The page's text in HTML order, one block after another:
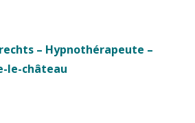
– Hypnothérapeute –
le-château